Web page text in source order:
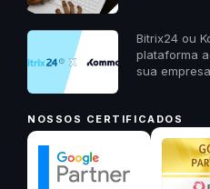
Bitrix24 ou
plataforma
sua empresa
NOSSOS CERTIFICADOS